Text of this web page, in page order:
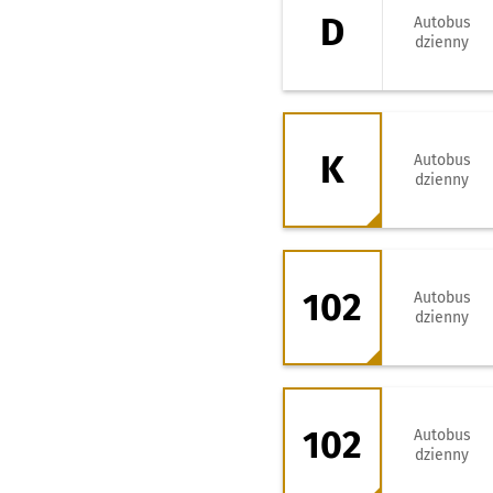
D
Autobus
dzienny
K - kierunek Gaj -
K
Autobus
dzienny
102 - kierunek
102
Autobus
dzienny
102 - kierunek
102
Autobus
dzienny